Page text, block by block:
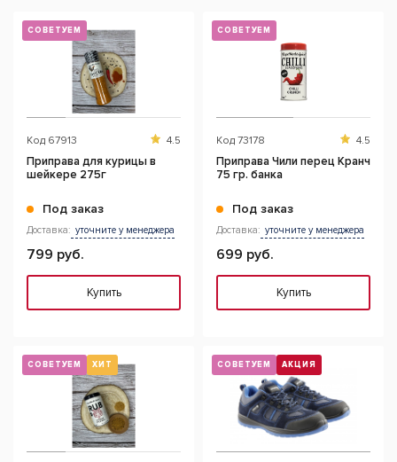
СОВЕТУЕМ
Код 67913 4.5
Приправа для курицы в
шейкере 275г
Под заказ
Доставка: уточните у менеджера
799 руб.
Купить
СОВЕТУЕМ
Код 73178 4.5
Приправа Чили перец Кранч
75 гр. банка
Под заказ
Доставка: уточните у менеджера
699 руб.
Купить
СОВЕТУЕМ ХИТ СОВЕТУЕМ АКЦИЯ